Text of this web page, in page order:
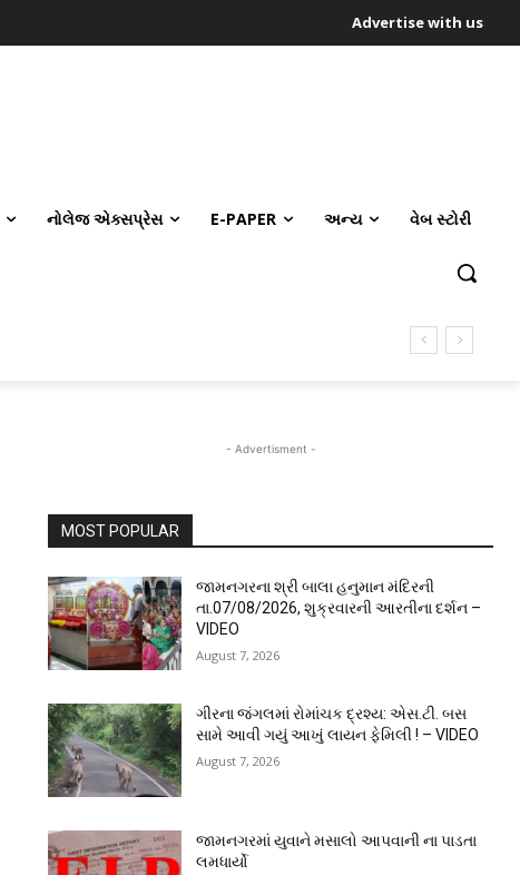
Advertise with us
નોલેજ એક્સપ્રેસ E-PAPER અન્ય વેબ સ્ટોરી
- Advertisment -
MOST POPULAR
જામનગરના શ્રી બાલા હનુમાન મંદિરની
તા.07/08/2026, શુક્રવારની આરતીના દર્શન –
VIDEO
August 7, 2026
ગીરના જંગલમાં રોમાંચક દ્રશ્ય: એસ.ટી. બસ
સામે આવી ગયું આખું લાયન ફેમિલી ! – VIDEO
August 7, 2026
જામનગરમાં યુવાને મસાલો આપવાની ના પાડતા
લમધાર્યો